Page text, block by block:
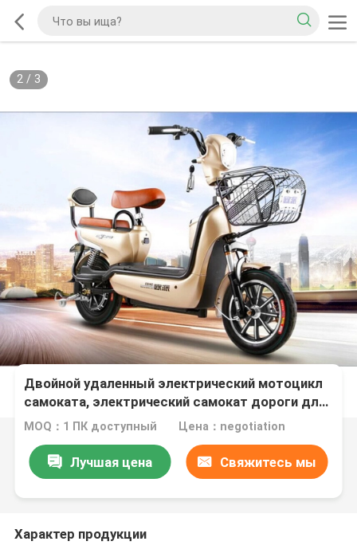
2/ 3
Двойной удаленный электрический мотоцикл
самоката, электрический самокат дороги для
взрослых
MOQ：1 ПК доступный Цена：negotiation
Лучшая цена Свяжитесь мы
Характер продукции